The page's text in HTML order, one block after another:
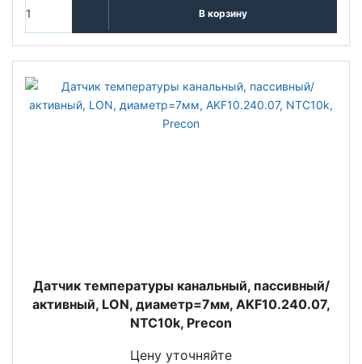
В корзину
Датчик температуры канальный, пассивный/
активный, LON, диаметр=7мм, AKF10.240.07,
NTC10k, Precon
Цену уточняйте